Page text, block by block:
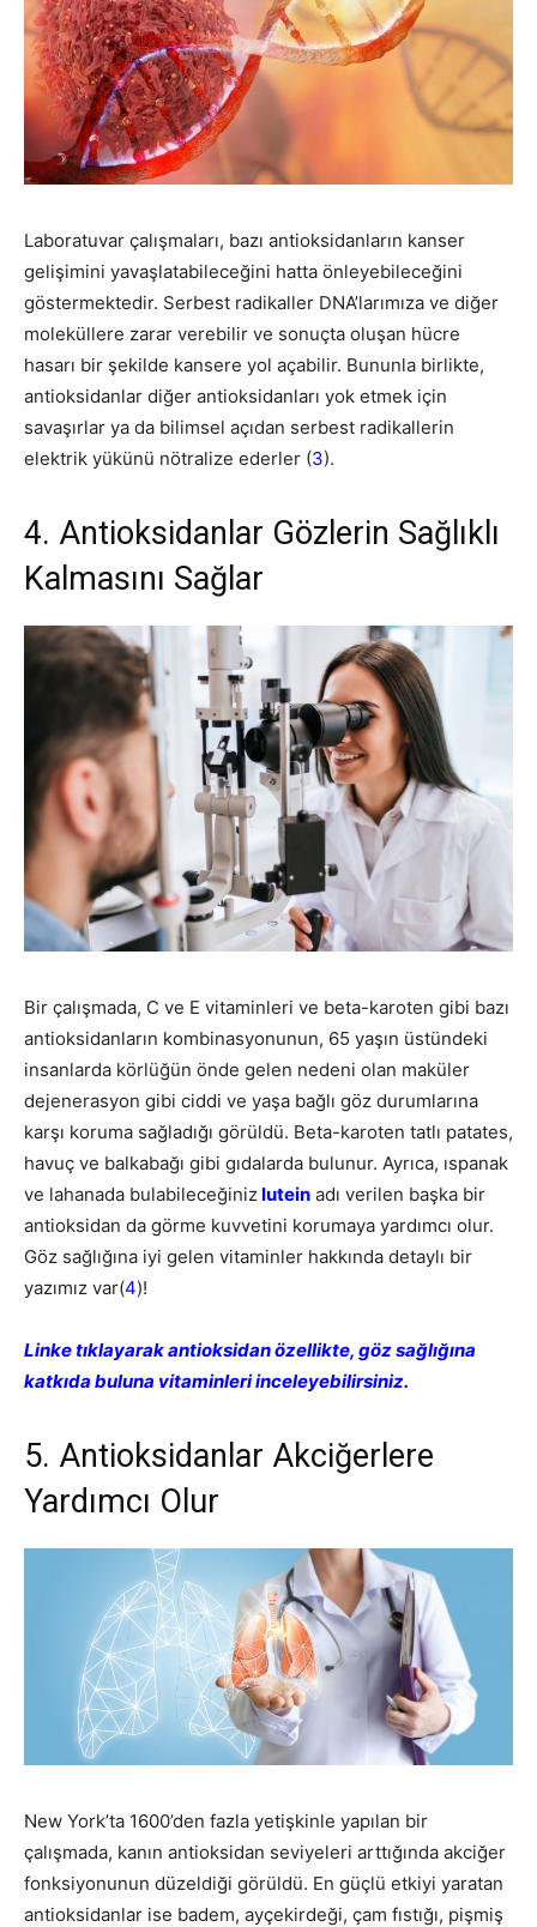
Laboratuvar çalışmaları, bazı antioksidanların kanser
gelişimini yavaşlatabileceğini hatta önleyebileceğini
göstermektedir. Serbest radikaller DNA’larımıza ve diğer
moleküllere zarar verebilir ve sonuçta oluşan hücre
hasarı bir şekilde kansere yol açabilir. Bununla birlikte,
antioksidanlar diğer antioksidanları yok etmek için
savaşırlar ya da bilimsel açıdan serbest radikallerin
elektrik yükünü nötralize ederler (3).
4. Antioksidanlar Gözlerin Sağlıklı
Kalmasını Sağlar
Bir çalışmada, C ve E vitaminleri ve beta-karoten gibi bazı
antioksidanların kombinasyonunun, 65 yaşın üstündeki
insanlarda körlüğün önde gelen nedeni olan maküler
dejenerasyon gibi ciddi ve yaşa bağlı göz durumlarına
karşı koruma sağladığı görüldü. Beta-karoten tatlı patates,
havuç ve balkabağı gibi gıdalarda bulunur. Ayrıca, ıspanak
ve lahanada bulabileceğinizlutein adı verilen başka bir
antioksidan da görme kuvvetini korumaya yardımcı olur.
Göz sağlığına iyi gelen vitaminler hakkında detaylı bir
yazımız var(4)!
Linke tıklayarak antioksidan özellikte, göz sağlığına
katkıda buluna vitaminleri inceleyebilirsiniz.
5. Antioksidanlar Akciğerlere
Yardımcı Olur
New York’ta 1600’den fazla yetişkinle yapılan bir
çalışmada, kanın antioksidan seviyeleri arttığında akciğer
fonksiyonunun düzeldiği görüldü. En güçlü etkiyi yaratan
antioksidanlar ise badem, ayçekirdeği, çam fıstığı, pişmiş